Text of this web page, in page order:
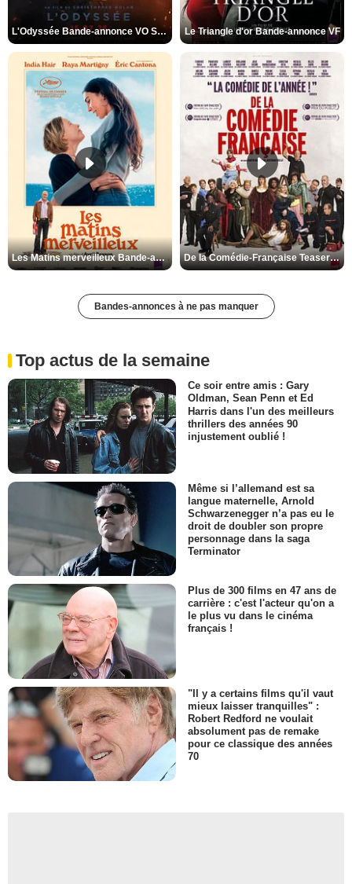
L'Odyssée Bande-annonce VO STFR Le Triangle d'or Bande-annonce VF
Les Matins merveilleux Bande-annonce VF De la Comédie-Française Teaser VF
Bandes-annonces à ne pas manquer
Top actus de la semaine
Ce soir entre amis : Gary
Oldman, Sean Penn et Ed
Harris dans l'un des meilleurs
thrillers des années 90
injustement oublié !
Même si l’allemand est sa
langue maternelle, Arnold
Schwarzenegger n’a pas eu le
droit de doubler son propre
personnage dans la saga
Terminator
Plus de 300 films en 47 ans de
carrière : c'est l'acteur qu'on a
le plus vu dans le cinéma
français !
"Il y a certains films qu'il vaut
mieux laisser tranquilles" :
Robert Redford ne voulait
absolument pas de remake
pour ce classique des années
70